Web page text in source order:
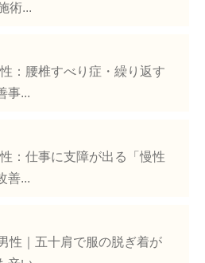
術...
：腰椎すべり症・繰り返す
事...
：仕事に支障が出る「慢性
善...
性｜五十肩で服の脱ぎ着が